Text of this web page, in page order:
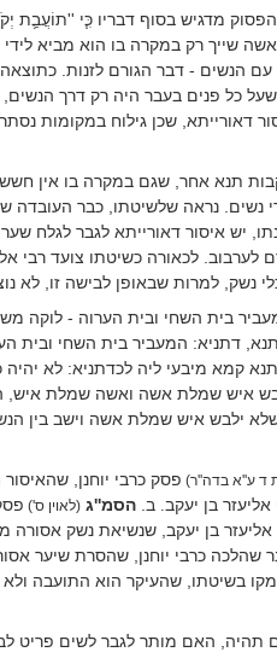
מדגיש בסוף דבריו כִּ֧י ''תוֹעֲבַ֛ת
שייך רק במקרה בו הוא מביא לידי
עם הנשים - דבר הגורם לזנות.
כל פנים בעבר היה רק דרך הנשים,
דאורייתא, שכן גילוח במקומות
תנא אחר, שגם במקרה בו אין חשש
נשים. נראה שלשיטתו, כבר
יש איסור דאורייתא לגבר לגלח
לערבוב. לכאורה כשיטתו צועד רבי
נשק, למרות שבאופן לבישה זו, לא
בית השחי ובית הערוה - לוקה
דתניא: המעביר בית השחי ובית
קמא מיבעי ליה לכדתניא: לא
איש שמלת אשה ואשה שמלת איש,
ילבש איש שמלת אשה וישב בין
ד ע''א בדה''ר) פסק כרבי יוחנן,
בן יעקב ב. הסמ''ג (לאוין ס')
אליעזר בן יעקב, שנשיאת נשק אסורה
שהלכה כרבי יוחנן, שהסרת שיער
בשיטתו, שהעיקר הוא התועבה ולא
האם מותר לגבר לשים פריט